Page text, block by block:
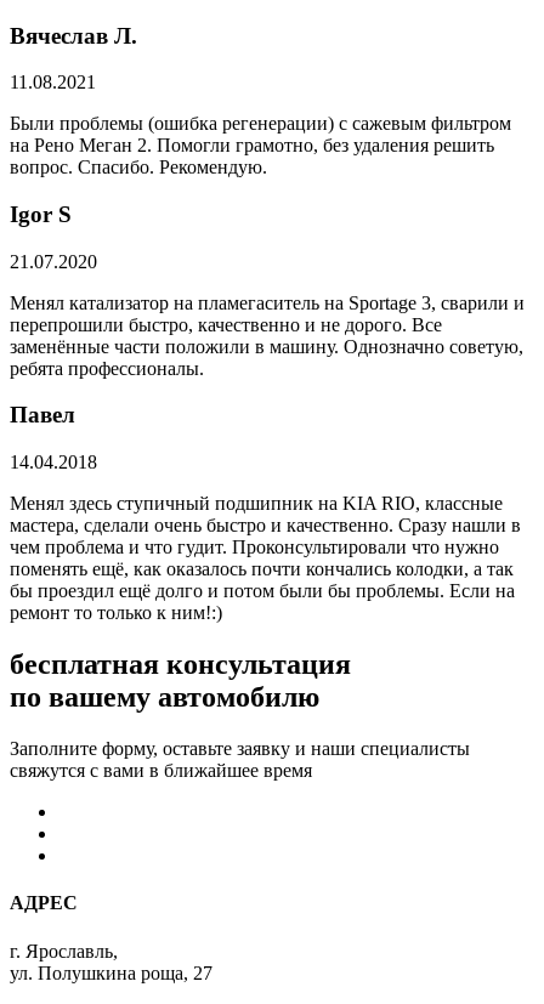
Вячеслав Л.
11.08.2021
Были проблемы (ошибка регенерации) с сажевым фильтром
на Рено Меган 2. Помогли грамотно, без удаления решить
вопрос. Спасибо. Рекомендую.
​Igor S
21.07.2020
Менял катализатор на пламегаситель на Sportage 3, сварили и
перепрошили быстро, качественно и не дорого. Все
заменённые части положили в машину. Однозначно советую,
ребята профессионалы.
Павел
14.04.2018
Менял здесь ступичный подшипник на KIA RIO, классные
мастера, сделали очень быстро и качественно. Сразу нашли в
чем проблема и что гудит. Проконсультировали что нужно
поменять ещё, как оказалось почти кончались колодки, а так
бы проездил ещё долго и потом были бы проблемы. Если на
ремонт то только к ним!:)
бесплатная консультация
по вашему автомобилю
Заполните форму, оставьте заявку и наши специалисты
свяжутся с вами в ближайшее время
АДРЕС
г. Ярославль,
ул. Полушкина роща, 27